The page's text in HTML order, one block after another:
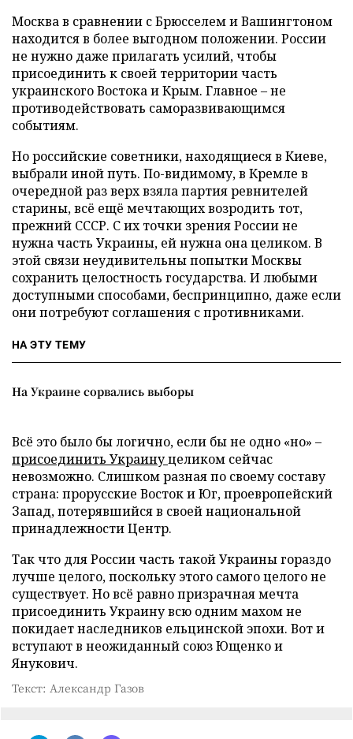
Москва в сравнении с Брюсселем и Вашингтоном
находится в более выгодном положении. России
не нужно даже прилагать усилий, чтобы
присоединить к своей территории часть
украинского Востока и Крым. Главное – не
противодействовать саморазвивающимся
событиям.
Но российские советники, находящиеся в Киеве,
выбрали иной путь. По-видимому, в Кремле в
очередной раз верх взяла партия ревнителей
старины, всё ещё мечтающих возродить тот,
прежний СССР. С их точки зрения России не
нужна часть Украины, ей нужна она целиком. В
этой связи неудивительны попытки Москвы
сохранить целостность государства. И любыми
доступными способами, беспринципно, даже если
они потребуют соглашения с противниками.
НА ЭТУ ТЕМУ
На Украине сорвались выборы
Всё это было бы логично, если бы не одно «но» –
присоединить Украинуцеликом сейчас
невозможно. Слишком разная по своему составу
страна: прорусские Восток и Юг, проевропейский
Запад, потерявшийся в своей национальной
принадлежности Центр.
Так что для России часть такой Украины гораздо
лучше целого, поскольку этого самого целого не
существует. Но всё равно призрачная мечта
присоединить Украину всю одним махом не
покидает наследников ельцинской эпохи. Вот и
вступают в неожиданный союз Ющенко и
Янукович.
Текст: Александр Газов